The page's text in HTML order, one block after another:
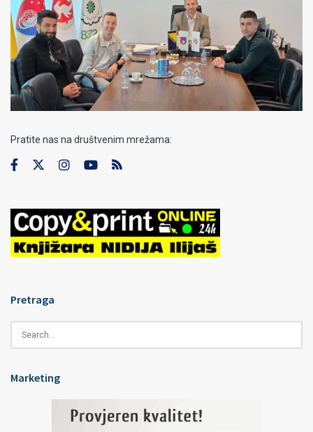
Pratite nas na društvenim mrežama:
Pretraga
Marketing